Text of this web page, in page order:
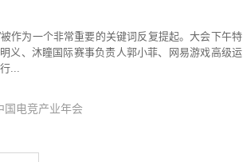
作为一个非常重要的关键词反复提起。大会下午特
义、沐瞳国际赛事负责人郭小菲、网易游戏高级运
...
国电竞产业年会